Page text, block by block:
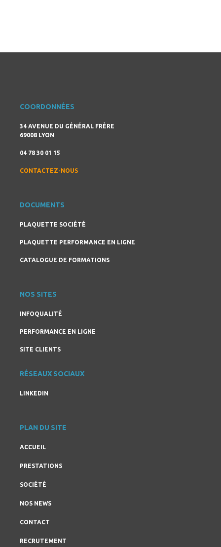
COORDONNÉES
34 AVENUE DU GÉNÉRAL FRÈRE
69008 LYON
04 78 30 01 15
CONTACTEZ-NOUS
DOCUMENTS
PLAQUETTE SOCIÉTÉ
PLAQUETTE PERFORMANCE EN LIGNE
CATALOGUE DE FORMATIONS
NOS SITES
INFOQUALITÉ
PERFORMANCE EN LIGNE
SITE CLIENTS
RÉSEAUX SOCIAUX
LINKEDIN
PLAN DU SITE
ACCUEIL
PRESTATIONS
SOCIÉTÉ
NOS NEWS
CONTACT
RECRUTEMENT